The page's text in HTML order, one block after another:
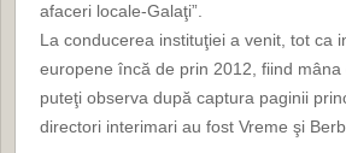
afaceri locale-Galaţi”.
La conducerea instituţiei a venit, tot ca
europene încă de prin 2012, fiind
puteţi observa după captura paginii
directori interimari au fost Vreme şi